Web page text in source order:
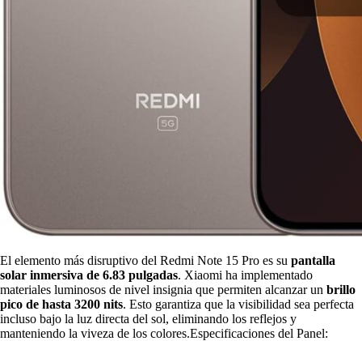
El elemento más disruptivo del Redmi Note 15 Pro es su pantalla
solar inmersiva de 6.83 pulgadas. Xiaomi ha implementado
materiales luminosos de nivel insignia que permiten alcanzar un brillo
pico de hasta 3200 nits. Esto garantiza que la visibilidad sea perfecta
incluso bajo la luz directa del sol, eliminando los reflejos y
manteniendo la viveza de los colores.Especificaciones del Panel: